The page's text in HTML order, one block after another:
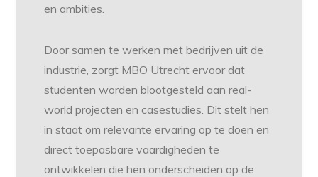
en ambities.
Door samen te werken met bedrijven uit de
industrie, zorgt MBO Utrecht ervoor dat
studenten worden blootgesteld aan real-
world projecten en casestudies. Dit stelt hen
in staat om relevante ervaring op te doen en
direct toepasbare vaardigheden te
ontwikkelen die hen onderscheiden op de